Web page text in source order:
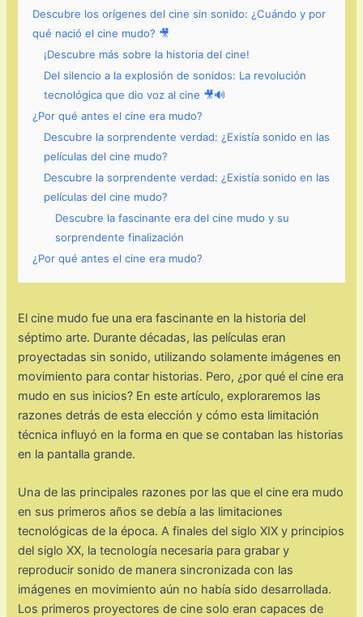
Descubre los orígenes del cine sin sonido: ¿Cuándo y por
qué nació el cine mudo? 🎥
¡Descubre más sobre la historia del cine!
Del silencio a la explosión de sonidos: La revolución
tecnológica que dio voz al cine 🎥🔊
¿Por qué antes el cine era mudo?
Descubre la sorprendente verdad: ¿Existía sonido en las
películas del cine mudo?
Descubre la sorprendente verdad: ¿Existía sonido en las
películas del cine mudo?
Descubre la fascinante era del cine mudo y su
sorprendente finalización
¿Por qué antes el cine era mudo?
El cine mudo fue una era fascinante en la historia del
séptimo arte. Durante décadas, las películas eran
proyectadas sin sonido, utilizando solamente imágenes en
movimiento para contar historias. Pero, ¿por qué el cine era
mudo en sus inicios? En este artículo, exploraremos las
razones detrás de esta elección y cómo esta limitación
técnica influyó en la forma en que se contaban las historias
en la pantalla grande.
Una de las principales razones por las que el cine era mudo
en sus primeros años se debía a las limitaciones
tecnológicas de la época. A finales del siglo XIX y principios
del siglo XX, la tecnología necesaria para grabar y
reproducir sonido de manera sincronizada con las
imágenes en movimiento aún no había sido desarrollada.
Los primeros proyectores de cine solo eran capaces de